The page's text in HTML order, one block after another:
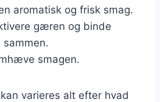
aromatisk og frisk smag.
gæren og binde
sammen.
smagen.
varieres alt efter hvad